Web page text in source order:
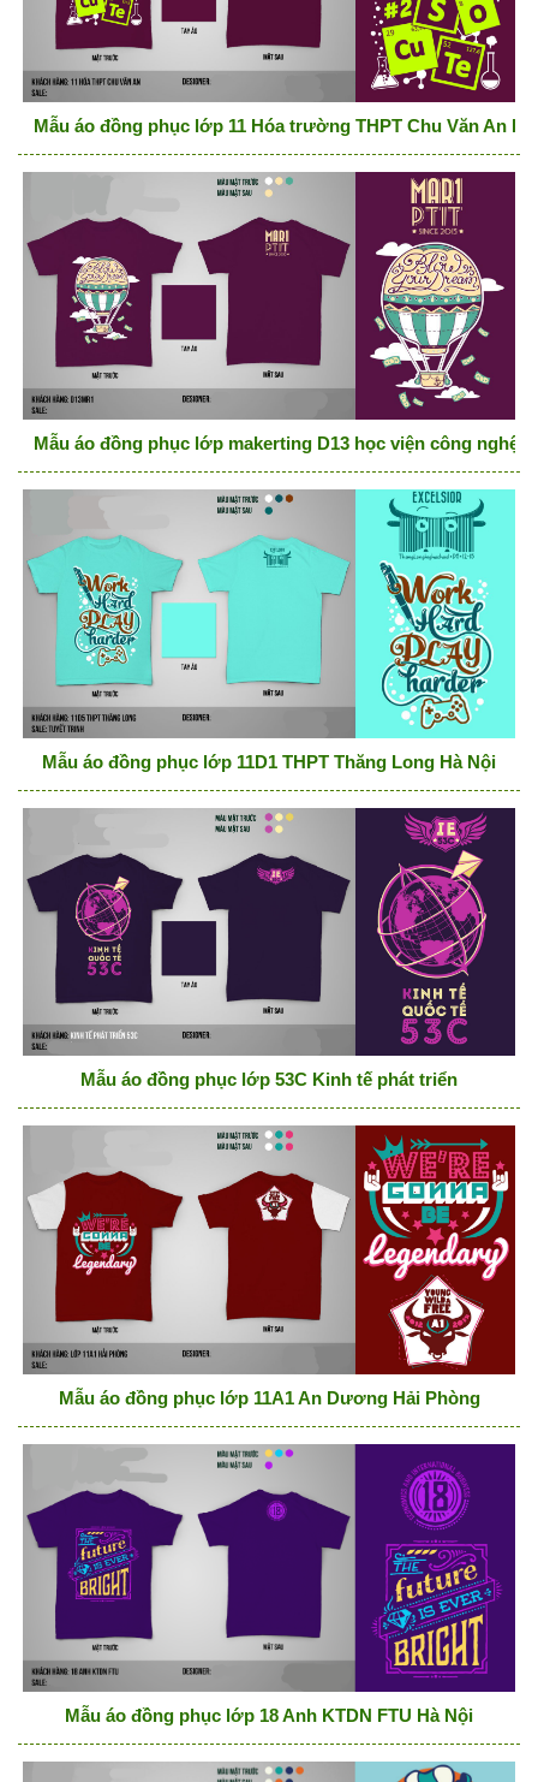
Mẫu áo đồng phục lớp 11 Hóa trường THPT Chu Văn An
Mẫu áo đồng phục lớp makerting D13 học viện công nghệ
Mẫu áo đồng phục lớp 11D1 THPT Thăng Long Hà Nội
Mẫu áo đồng phục lớp 53C Kinh tế phát triển
Mẫu áo đồng phục lớp 11A1 An Dương Hải Phòng
Mẫu áo đồng phục lớp 18 Anh KTDN FTU Hà Nội